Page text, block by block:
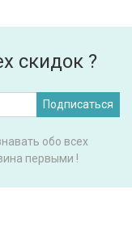
скидок ?
Подписаться
обо всех
первыми !